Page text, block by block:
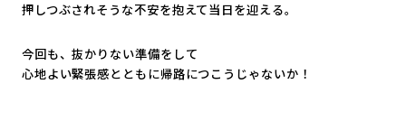
押しつぶされそうな不安を抱えて当日を迎える。
今回も、抜かりない準備をして
心地よい緊張感とともに帰路につこうじゃないか！